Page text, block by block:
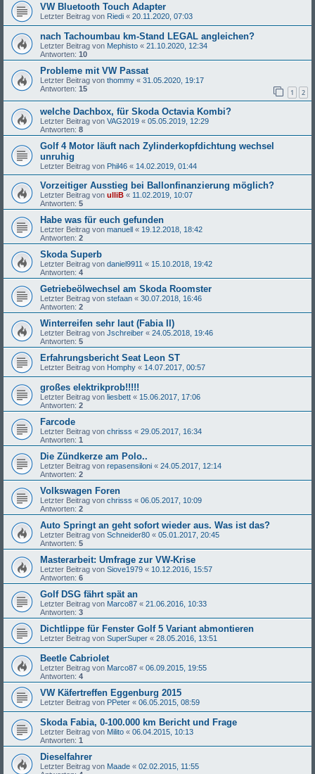
VW Bluetooth Touch Adapter
Letzter Beitrag von Riedi « 20.11.2020, 07:03
nach Tachoumbau km-Stand LEGAL angleichen?
Letzter Beitrag von Mephisto « 21.10.2020, 12:34
Antworten: 10
Probleme mit VW Passat
Letzter Beitrag von thommy « 31.05.2020, 19:17
Antworten: 15 1 2
welche Dachbox, für Skoda Octavia Kombi?
Letzter Beitrag von VAG2019 « 05.05.2019, 12:29
Antworten: 8
Golf 4 Motor läuft nach Zylinderkopfdichtung wechsel
unruhig
Letzter Beitrag von Phil46 « 14.02.2019, 01:44
Vorzeitiger Ausstieg bei Ballonfinanzierung möglich?
Letzter Beitrag von ulliB « 11.02.2019, 10:07
Antworten: 5
Habe was für euch gefunden
Letzter Beitrag von manuell « 19.12.2018, 18:42
Antworten: 2
Skoda Superb
Letzter Beitrag von daniel9911 « 15.10.2018, 19:42
Antworten: 4
Getriebeölwechsel am Skoda Roomster
Letzter Beitrag von stefaan « 30.07.2018, 16:46
Antworten: 2
Winterreifen sehr laut (Fabia II)
Letzter Beitrag von Jschreiber « 24.05.2018, 19:46
Antworten: 5
Erfahrungsbericht Seat Leon ST
Letzter Beitrag von Homphy « 14.07.2017, 00:57
großes elektrikprob!!!!!
Letzter Beitrag von liesbett « 15.06.2017, 17:06
Antworten: 2
Farcode
Letzter Beitrag von chrisss « 29.05.2017, 16:34
Antworten: 1
Die Zündkerze am Polo..
Letzter Beitrag von repasensiloni « 24.05.2017, 12:14
Antworten: 2
Volkswagen Foren
Letzter Beitrag von chrisss « 06.05.2017, 10:09
Antworten: 2
Auto Springt an geht sofort wieder aus. Was ist das?
Letzter Beitrag von Schneider80 « 05.01.2017, 20:45
Antworten: 5
Masterarbeit: Umfrage zur VW-Krise
Letzter Beitrag von Siove1979 « 10.12.2016, 15:57
Antworten: 6
Golf DSG fährt spät an
Letzter Beitrag von Marco87 « 21.06.2016, 10:33
Antworten: 3
Dichtlippe für Fenster Golf 5 Variant abmontieren
Letzter Beitrag von SuperSuper « 28.05.2016, 13:51
Beetle Cabriolet
Letzter Beitrag von Marco87 « 06.09.2015, 19:55
Antworten: 4
VW Käfertreffen Eggenburg 2015
Letzter Beitrag von PPeter « 06.05.2015, 08:59
Skoda Fabia, 0-100.000 km Bericht und Frage
Letzter Beitrag von Milito « 06.04.2015, 10:13
Antworten: 1
Dieselfahrer
Letzter Beitrag von Maade « 02.02.2015, 11:55